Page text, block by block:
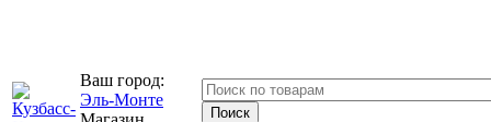
Ваш город:
Эль-Монте